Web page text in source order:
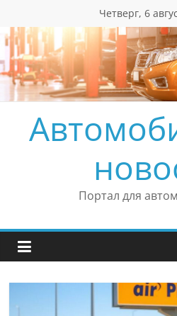
содержимому
Четверг, 6
Портал для